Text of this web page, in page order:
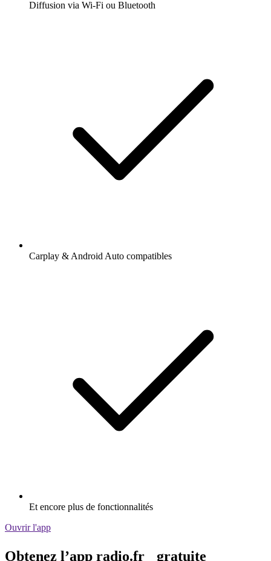
Diffusion via Wi-Fi ou Bluetooth
Carplay & Android Auto compatibles
Et encore plus de fonctionnalités
Ouvrir l'app
Obtenez l’app radio.fr gratuite